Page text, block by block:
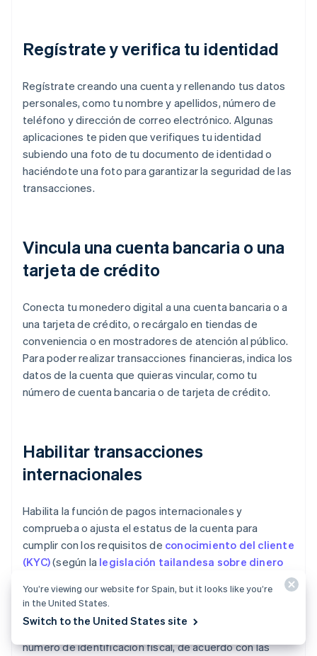
Regístrate y verifica tu identidad
Regístrate creando una cuenta y rellenando tus datos
personales, como tu nombre y apellidos, número de
teléfono y dirección de correo electrónico. Algunas
aplicaciones te piden que verifiques tu identidad
subiendo una foto de tu documento de identidad o
haciéndote una foto para garantizar la seguridad de las
transacciones.
Vincula una cuenta bancaria o una
tarjeta de crédito
Conecta tu monedero digital a una cuenta bancaria o a
una tarjeta de crédito, o recárgalo en tiendas de
conveniencia o en mostradores de atención al público.
Para poder realizar transacciones financieras, indica los
datos de la cuenta que quieras vincular, como tu
número de cuenta bancaria o de tarjeta de crédito.
Habilitar transacciones
internacionales
Habilita la función de pagos internacionales y
comprueba o ajusta el estatus de la cuenta para
cumplir con los requisitos de conocimiento del cliente
(KYC)(según la legislación tailandesa sobre dinero
), ya que las cuentas básicas generalmente
no se pueden usar a nivel internacional. Esto puede
la fecha de nacimiento, la ocupación, la dirección o el
número de identificación fiscal, de acuerdo con las
You’re viewing our website for Spain, but it looks like you’re
in the United States.
Switch to the United States site